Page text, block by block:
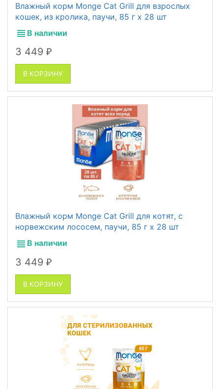
Влажный корм Monge Cat Grill для взрослых
кошек, из кролика, паучи, 85 г x 28 шт
В наличии
3 449 ₽
В КОРЗИНУ
Влажный корм Monge Cat Grill для котят, с
норвежским лососем, паучи, 85 г x 28 шт
В наличии
3 449 ₽
В КОРЗИНУ